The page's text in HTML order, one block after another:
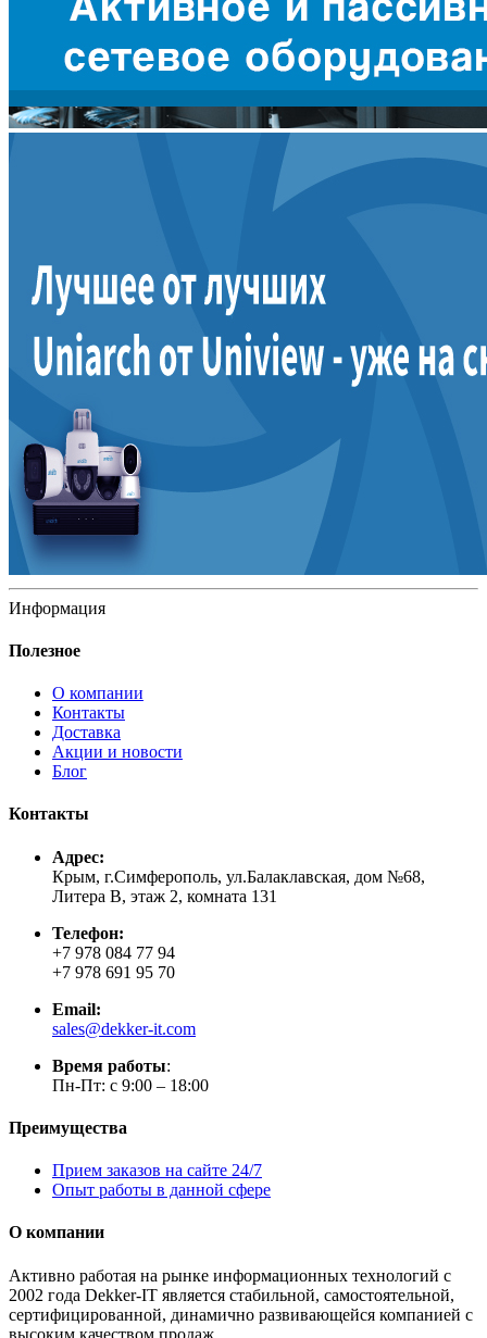
Информация
Полезное
О компании
Контакты
Доставка
Акции и новости
Блог
Контакты
Адрес:
Крым, г.Симферополь, ул.Балаклавская, дом №68,
Литера В, этаж 2, комната 131
Телефон:
+7 978 084 77 94
+7 978 691 95 70
Email:
sales@dekker-it.com
Время работы:
Пн-Пт: с 9:00 – 18:00
Преимущества
Прием заказов на сайте 24/7
Опыт работы в данной сфере
О компании
Активно работая на рынке информационных технологий с
2002 года Dekker-IT является стабильной, самостоятельной,
сертифицированной, динамично развивающейся компанией с
высоким качеством продаж.